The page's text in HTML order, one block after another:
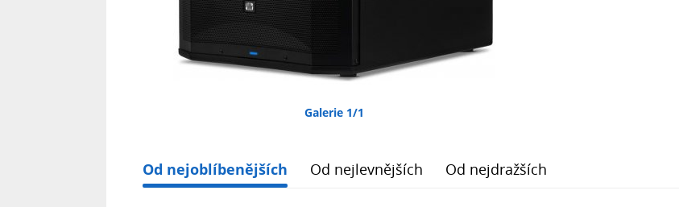
Galerie 1/1
Od nejoblíbenějších Od nejlevnějších Od nejdražších